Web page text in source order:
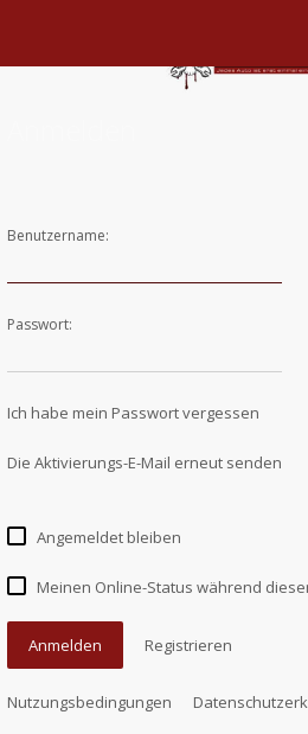
Benutzername:
Passwort:
Ich habe mein Passwort vergessen
Die Aktivierungs-E-Mail erneut senden
Angemeldet bleiben
Meinen Online-Status während
Anmelden Registrieren
Nutzungsbedingungen